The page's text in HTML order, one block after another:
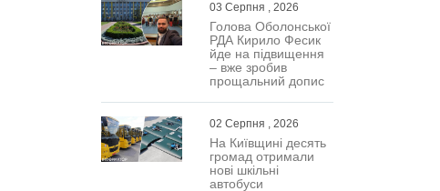
03 Серпня , 2026
Голова Оболонської
РДА Кирило Фесик
йде на підвищення
– вже зробив
прощальний допис
02 Серпня , 2026
На Київщині десять
громад отримали
нові шкільні
автобуси